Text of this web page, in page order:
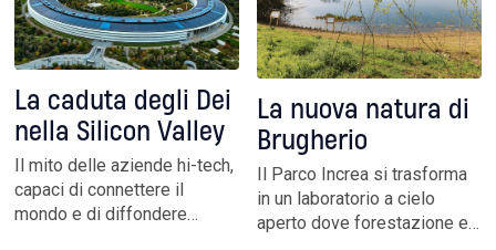
affondano le radici
nell’innovazione sociale
prima ancora che
tecnologica
La caduta degli Dei
nella Silicon Valley
Il mito delle aziende hi-tech,
capaci di connettere il
mondo e di diffondere
La nuova natura di
Brugherio
Il Parco Increa si trasforma
in un laboratorio a cielo
aperto dove forestazione e